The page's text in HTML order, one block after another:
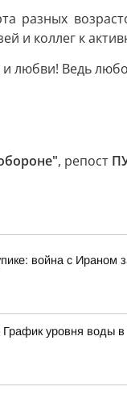
разных
и коллег к
любви! Ведь
, репост
война с Ираном
уровня воды в